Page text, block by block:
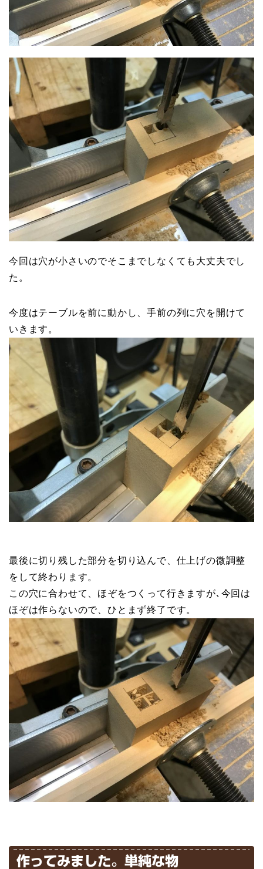
今回は穴が小さいのでそこまでしなくても大丈夫でし
た。
今度はテーブルを前に動かし、手前の列に穴を開けて
いきます。
最後に切り残した部分を切り込んで、仕上げの微調整
をして終わります。
この穴に合わせて、ほぞをつくって行きますが､今回は
ほぞは作らないので、ひとまず終了です。
作ってみました。単純な物